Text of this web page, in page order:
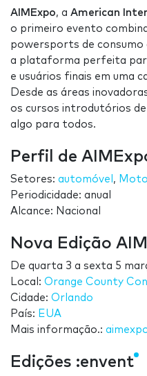
AIMExpo, a American
o primeiro evento
powersports de consumo
a plataforma perfeita
e usuários finais em uma
Desde as áreas
os cursos introdutórios de
algo para todos.
Perfil de
Setores: automóvel ,
Periodicidade: anual
Alcance: Nacional
Nova Edição
De quarta 3 a sexta 5
Local: Orange County
Cidade: Orlando
País: EUA
Mais informação.:
Edições :envent